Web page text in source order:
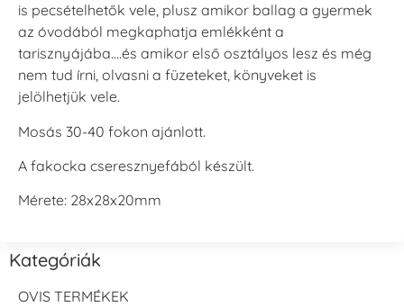
is pecsételhetők vele, plusz amikor ballag a gyermek
az óvodából megkaphatja emlékként a
tarisznyájába….és amikor első osztályos lesz és még
nem tud írni, olvasni a füzeteket, könyveket is
jelölhetjük vele.
Mosás 30-40 fokon ajánlott.
A fakocka cseresznyefából készült.
Mérete: 28x28x20mm
Kategóriák
OVIS TERMÉKEK